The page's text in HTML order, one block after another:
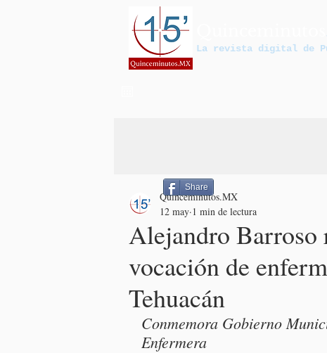
La revista digital de
Alejandro Barroso
vocación de
Tehuacán
Quinceminutos.MX
12 may 1 min de lectura
Conmemora Gobierno
Enfermera
Share